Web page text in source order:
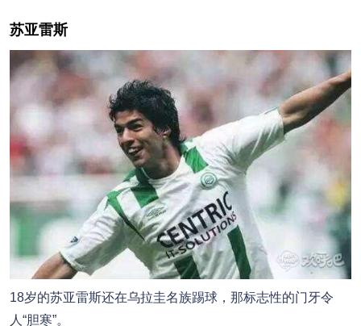
苏亚雷斯
18岁的苏亚雷斯还在乌拉圭名族踢球，那标志性的门牙令
人“胆寒”。